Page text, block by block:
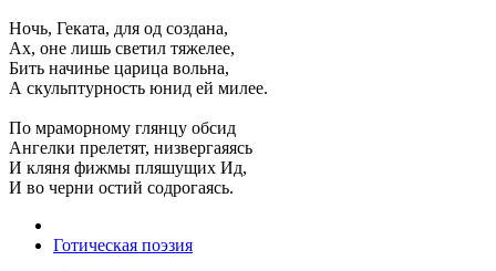
Ночь, Геката, для од создана,
Ах, оне лишь светил тяжелее,
Бить начинье царица вольна,
А скульптурность юнид ей милее.
По мраморному глянцу обсид
Ангелки прелетят, низвергаяясь
И кляня фижмы пляшущих Ид,
И во черни остий содрогаясь.
Готическая поэзия